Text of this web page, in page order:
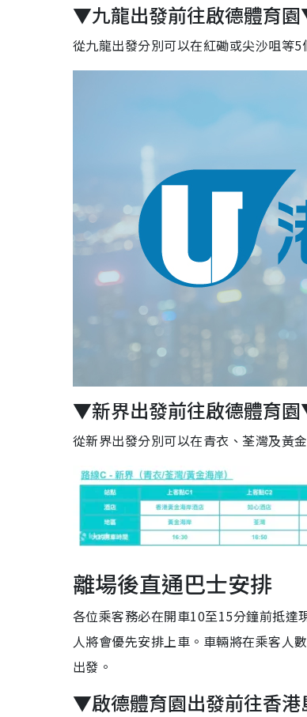
▼九龍出發前往啟德體育
從九龍出發分別可以在紅磡或尖沙咀等
▼新界出發前往啟德體育
從新界出發分別可以在青衣、荃灣及黃
離場後直通巴士安排
各位乘客務必在開車10至15分鐘前抵
人將會優先安排上車。車輛將在乘客人
出發。
▼啟德體育園出發前往香